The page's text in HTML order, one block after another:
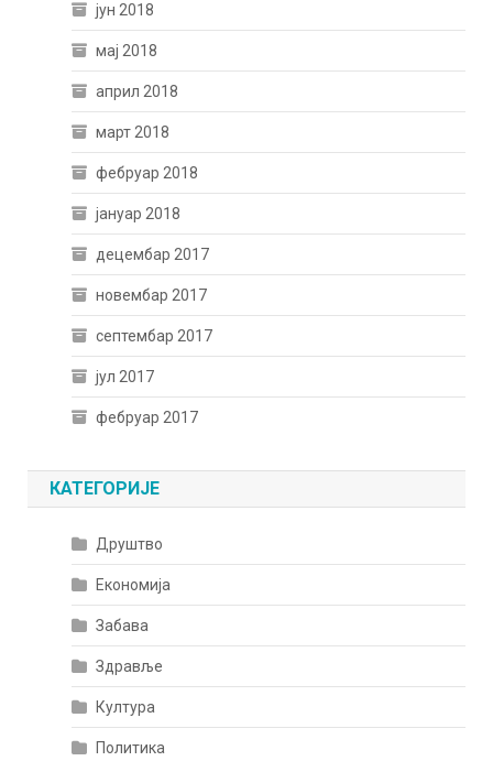
јун 2018
мај 2018
април 2018
март 2018
фебруар 2018
јануар 2018
децембар 2017
новембар 2017
септембар 2017
јул 2017
фебруар 2017
КАТЕГОРИЈЕ
Друштво
Економија
Забава
Здравље
Култура
Политика